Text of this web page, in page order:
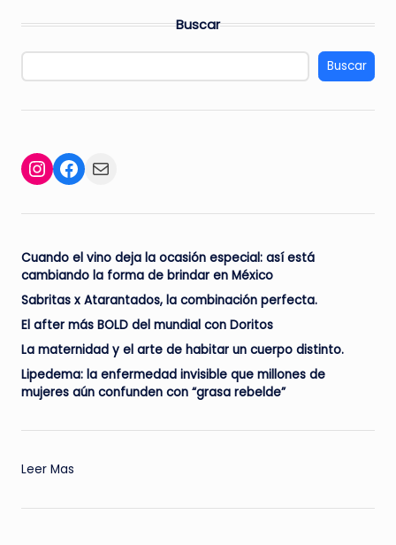
Buscar
Buscar
Instagram
Facebook
Mail
Cuando el vino deja la ocasión especial: así está
cambiando la forma de brindar en México
Sabritas x Atarantados, la combinación perfecta.
El after más BOLD del mundial con Doritos
La maternidad y el arte de habitar un cuerpo distinto.
Lipedema: la enfermedad invisible que millones de
mujeres aún confunden con “grasa rebelde”
Leer Mas
a